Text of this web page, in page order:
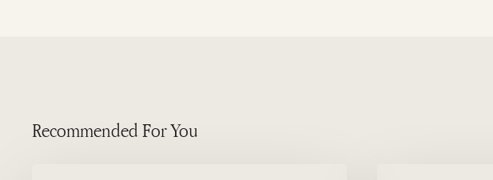
Recommended For You